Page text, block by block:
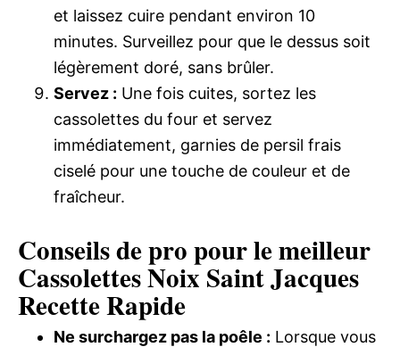
et laissez cuire pendant environ 10
minutes. Surveillez pour que le dessus soit
légèrement doré, sans brûler.
Servez : Une fois cuites, sortez les
cassolettes du four et servez
immédiatement, garnies de persil frais
ciselé pour une touche de couleur et de
fraîcheur.
Conseils de pro pour le meilleur
Cassolettes Noix Saint Jacques
Recette Rapide
Ne surchargez pas la poêle : Lorsque vous